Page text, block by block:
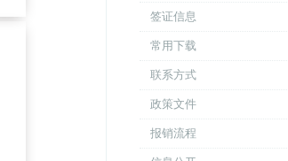
签证信息
常用下载
联系方式
政策文件
报销流程